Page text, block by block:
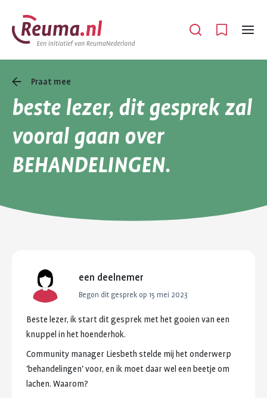
Spring
naar
hoofdinhoud
Spring
naar
footer
navigatie
Open
Menu
Praat mee
beste lezer, dit gesprek zal
vooral gaan over
BEHANDELINGEN.
een deelnemer
Begon dit gesprek op 15 mei 2023
Beste lezer, ik start dit gesprek met het gooien van een
knuppel in het hoenderhok.
Community manager Liesbeth stelde mij het onderwerp
'behandelingen'voor, en ik moet daarwel een beetje om
lachen. Waarom?